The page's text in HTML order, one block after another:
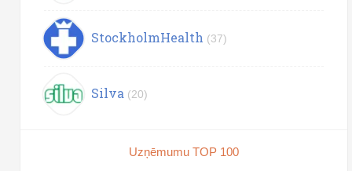
StockholmHealth (37)
Silva (20)
Uzņēmumu TOP 100